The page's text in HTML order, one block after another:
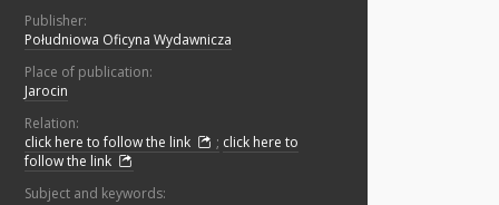
Publisher:
Południowa Oficyna Wydawnicza
Place of publication:
Jarocin
Relation:
click here to follow the link
; click here to
follow the link
Subject and keywords: